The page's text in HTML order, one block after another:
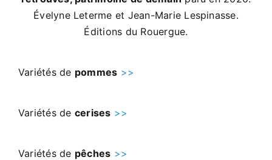
Évelyne Leterme et Jean-Marie Lespinasse.
Éditions du Rouergue.
Variétés de pommes >>
Variétés de cerises >>
Variétés de pêches >>